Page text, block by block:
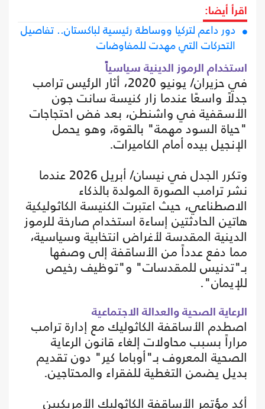
اقرأ أيضا:
دور داعم لتركيا ووساطة رئيسية لباكستان.. تفاصيل
التحركات التي مهدت للمفاوضات
استخدام الرموز الدينية سياسياً
في حزيران/ يونيو 2020، أثار الرئيس ترامب
جدلاً واسعًا عندما زار كنيسة سانت جون
الأسقفية في واشنطن، بعد فض احتجاجات
"حياة السود مهمة" بالقوة، وهو يحمل
الإنجيل بيده أمام الكاميرات.
وتكرر الجدل في نيسان/ أبريل 2026 عندما
نشر ترامب الصورة المولدة بالذكاء
الاصطناعي، حيث اعتبرت الكنيسة الكاثوليكية
هاتين الحادثتين إساءة استخدام صارخة للرموز
الدينية المقدسة لأغراض انتخابية وسياسية،
مما دفع عدداً من الأساقفة إلى وصفها
بـ"تدنيس للمقدسات" و"توظيف رخيص
للإيمان".
الرعاية الصحية والعدالة الاجتماعية
اصطدم الأساقفة الكاثوليك مع إدارة ترامب
مراراً بسبب محاولات إلغاء قانون الرعاية
الصحية المعروف بـ"أوباما كير" دون تقديم
بديل يضمن التغطية للفقراء والمحتاجين.
أكد مؤتمر الأساقفة الكاثوليك الأمريكيين